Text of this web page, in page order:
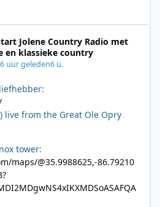
Jolene Country Radio met
en klassieke country
6 uur geleden6 u.
live from the Great Ole Opry
tower:
maps/@35.9988625,-86.79210